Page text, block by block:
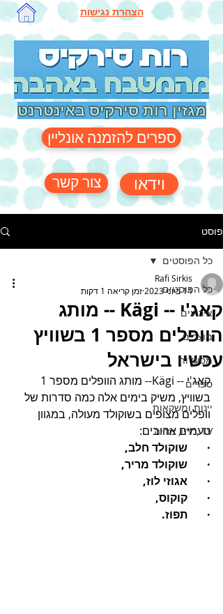
הצהרת נגישות
מגזין רות סירקיס באינטרנט
ספרים להזמנה אונליין
צור קשר וידאו
פוסט
כל הפוסטים
אירועים
מוצרים
מסעדות
ספרים
יינות ומשקאות
TV ,רדיו, מדיה
כל הפוסטים
קאג'י -- Kägi -- מותג
הוופלים מספר 1 בשוויץ
עכשיו בישראל
Rafi Sirkis
14 ביוני 2023
זמן קריאה 1 דקות
בשוויץ, משיק בימים אלה כמה סדרות של
וופלים מצופים בשוקולד מעולה, במגוון
טעמים אהובים:
·       שוקולד חלב,
·       שוקולד מריר,
·       אגוזי לוז,
·       קוקוס,
·       תפוז.